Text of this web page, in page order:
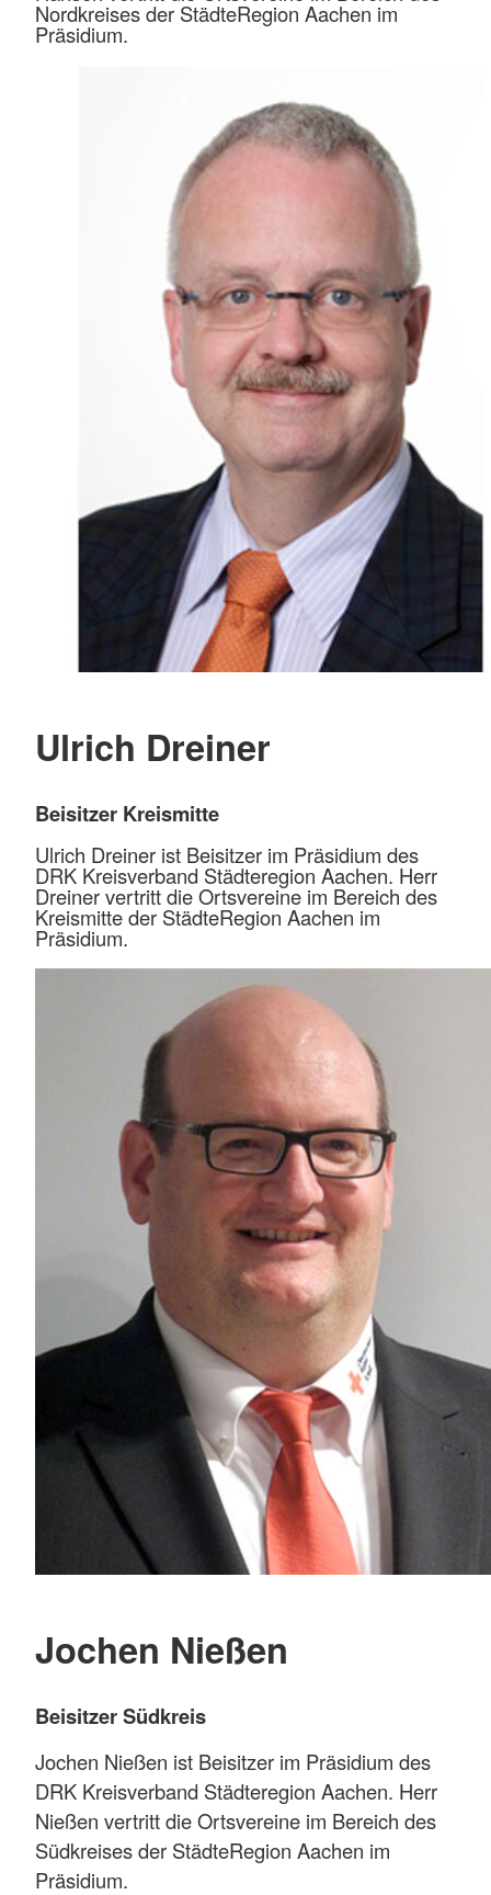
Nordkreises der StädteRegion Aachen im
Präsidium.
Ulrich Dreiner
Beisitzer Kreismitte
Ulrich Dreiner ist Beisitzer im Präsidium des
DRK Kreisverband Städteregion Aachen. Herr
Dreiner vertritt die Ortsvereine im Bereich des
Kreismitte der StädteRegion Aachen im
Präsidium.
Jochen Nießen
Beisitzer Südkreis
Jochen Nießen ist Beisitzer im Präsidium des
DRK Kreisverband Städteregion Aachen. Herr
Nießen vertritt die Ortsvereine im Bereich des
Südkreises der StädteRegion Aachen im
Präsidium.